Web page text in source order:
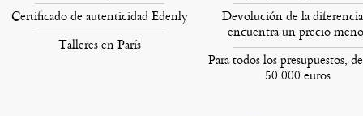
Certificado de autenticidad Edenly
Talleres en París
Devolución de la
encuentra un precio
Para todos los presupuestos,
50.000 euros